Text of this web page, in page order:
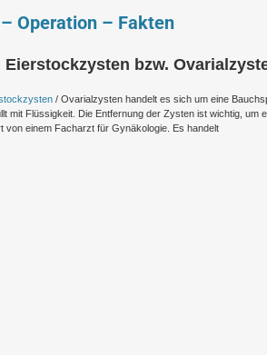
Operation – Fakten
bzw.
/ Ovarialzysten handelt es sich um eine
mit Flüssigkeit. Die Entfernung der Zysten ist wichtig, um
von einem Facharzt für Gynäkologie. Es handelt